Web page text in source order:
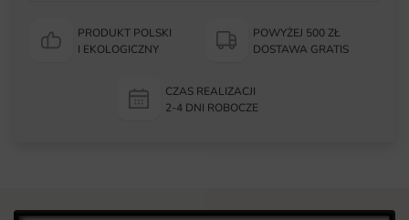
PRODUKT POLSKI
I EKOLOGICZNY
POWYŻEJ 500 ZŁ
DOSTAWA GRATIS
CZAS REALIZACJI
2-4 DNI ROBOCZE